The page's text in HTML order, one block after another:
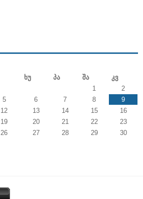
Ხუ Პა Შა Კვ
1
2
5 6 7 8
9
12 13 14 15
16
19 20 21 22
23
26 27 28 29
30